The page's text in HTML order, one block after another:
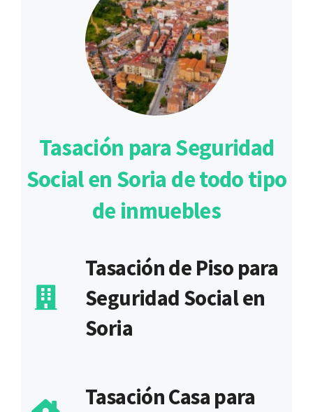
Tasación para Seguridad
Social en Soria de todo tipo
de inmuebles
Tasación de Piso para
Seguridad Social en
Soria
Tasación Casa para